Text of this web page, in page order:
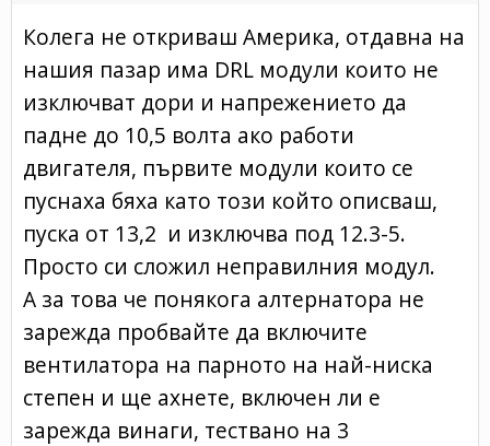
Колега не откриваш Америка, отдавна на
нашия пазар има DRL модули които не
изключват дори и напрежението да
падне до 10,5 волта ако работи
двигателя, първите модули които се
пуснаха бяха като този който описваш,
пуска от 13,2 и изключва под 12.3-5.
Просто си сложил неправилния модул.
А за това че понякога алтернатора не
зарежда пробвайте да включите
вентилатора на парното на най-ниска
степен и ще ахнете, включен ли е
зарежда винаги, тествано на 3